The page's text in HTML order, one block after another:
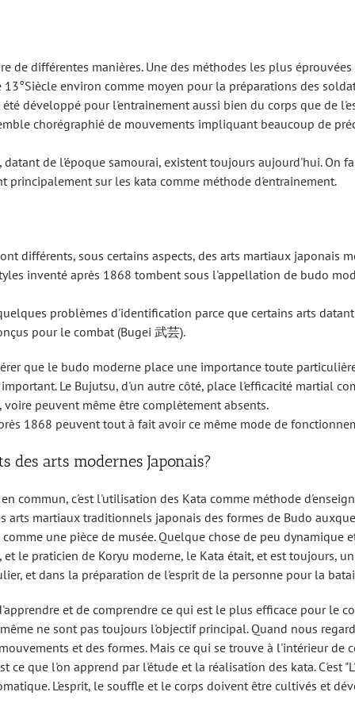
de différentes manières. Une des méthodes les plus
environ comme moyen pour la préparations des
développé pour l'entrainement aussi bien du corps que de
chorégraphié de mouvements impliquant beaucoup de
de l'époque samourai, existent toujours aujourd'hui. On
principalement sur les kata comme méthode d'entrainement.
différents, sous certains aspects, des arts martiaux japonais
inventé après 1868 tombent sous l'appellation de budo
problèmes d'identification parce que certains arts
pour le combat (Bugei 武芸).
que le budo moderne place une importance toute
Le Bujutsu, d'un autre côté, place l'efficacité martial
peuvent même être complètement absents.
1868 peuvent tout à fait avoir ce même mode de
arts modernes Japonais?
commun, c'est l'utilisation des Kata comme méthode
arts martiaux traditionnels japonais des formes de Budo
une pièce de musée. Quelque chose de peu
le praticien de Koryu moderne, le Kata était, et est toujours,
et dans la préparation de l'esprit de la personne pour la
et de comprendre ce qui est le plus efficace pour le
ne sont pas toujours l'objectif principal. Quand nous
et des formes. Mais ce qui se trouve à l'intérieur de
ce que l'on apprend par l'étude et la réalisation des kata. C'est
L'esprit, le souffle et le corps doivent être cultivés et